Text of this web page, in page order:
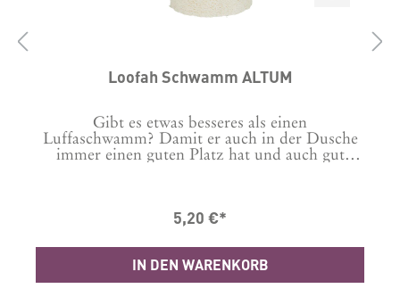
Loofah Schwamm ALTUM
Gibt es etwas besseres als einen
Luffaschwamm? Damit er auch in der Dusche
immer einen guten Platz hat und auch gut
Bitte trocknet Eure Luffaschwämme hängend,
5,20 €*
IN DEN WARENKORB